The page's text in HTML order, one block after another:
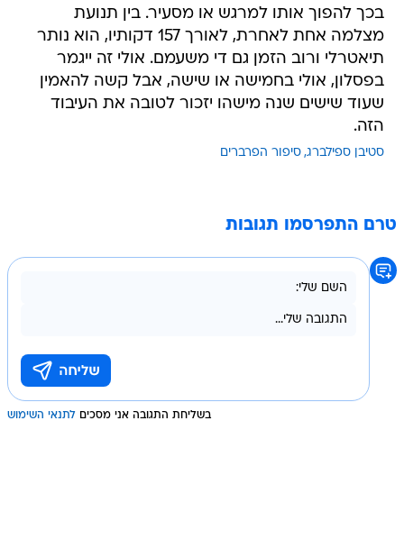
בכך להפוך אותו למרגש או מסעיר. בין תנועת
מצלמה אחת לאחרת, לאורך 157 דקותיו, הוא נותר
תיאטרלי ורוב הזמן גם די משעמם. אולי זה ייגמר
בפסלון, אולי בחמישה או שישה, אבל קשה להאמין
שעוד שישים שנה מישהו יזכור לטובה את העיבוד
הזה.
סטיבן ספילברג סיפור הפרברים
טרם התפרסמו תגובות
בשליחת התגובה אני מסכים לתנאי השימוש